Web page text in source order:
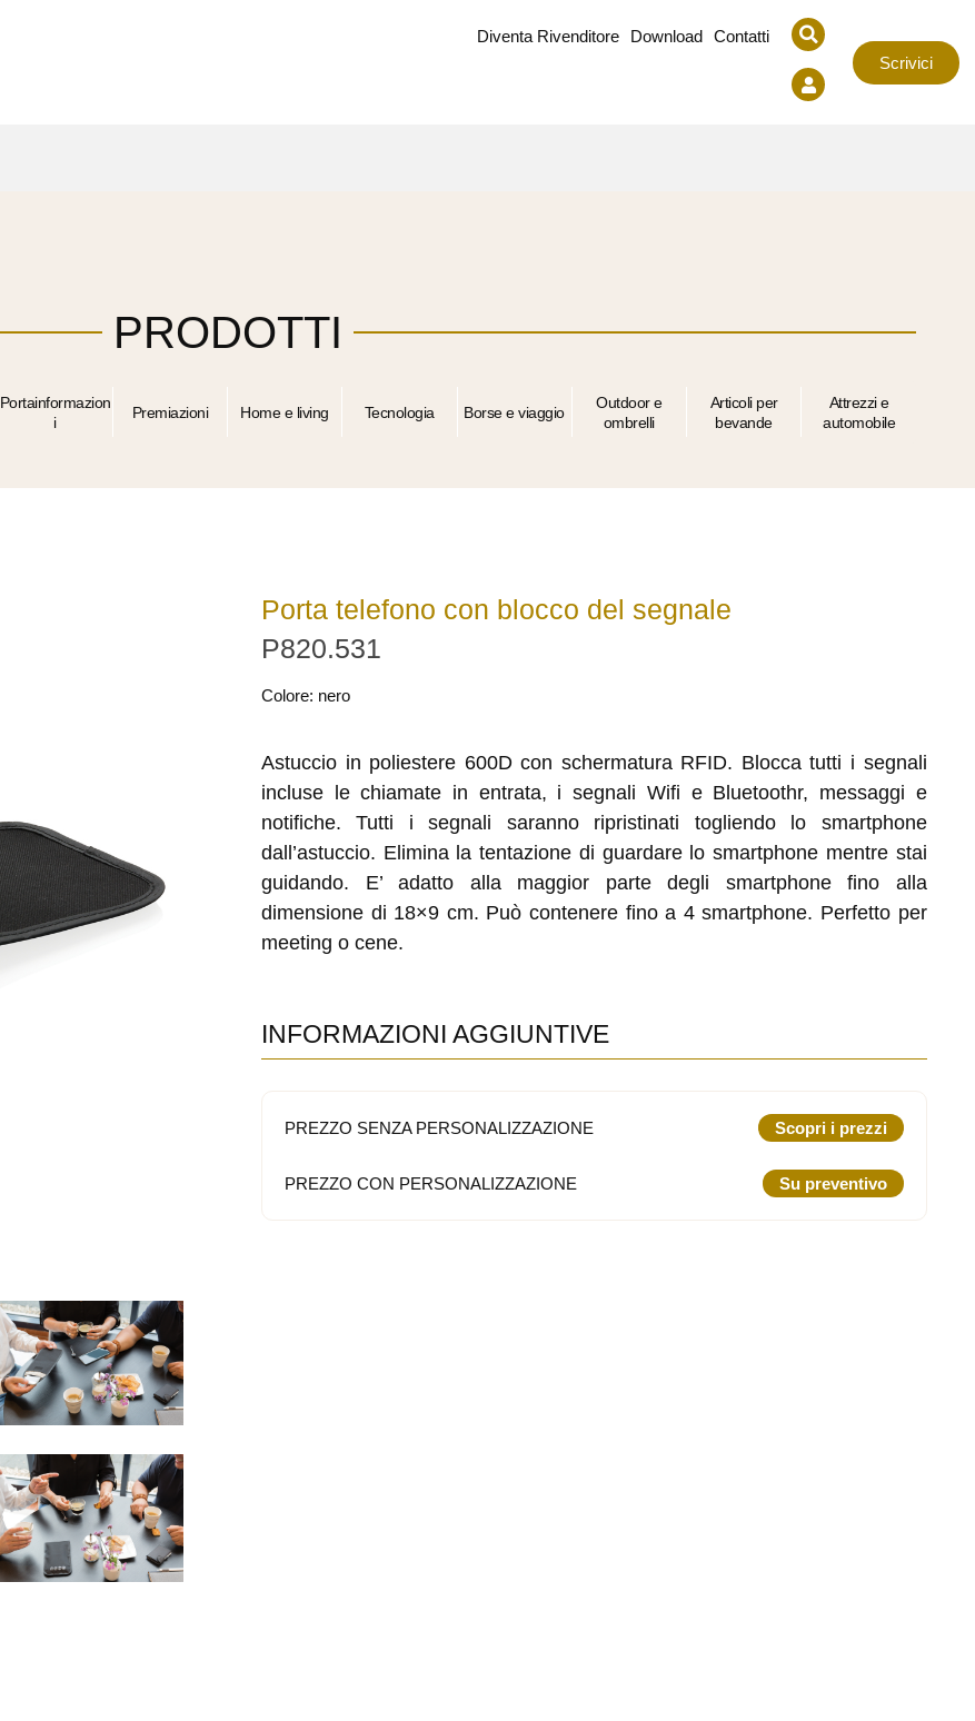
Diventa Rivenditore Download
Contatti
Scrivici
PRODOTTI
Portainformazion
i
Premiazioni Home e living Tecnologia Borse e viaggio
Outdoor e
ombrelli
Articoli per
bevande
Attrezzi e
automobile
Porta telefono con blocco del segnale
P820.531
Colore: nero
Astuccio in poliestere 600D con schermatura RFID. Blocca tutti i segnali
incluse le chiamate in entrata, i segnali Wifi e Bluetoothr, messaggi e
notifiche. Tutti i segnali saranno ripristinati togliendo lo smartphone
dall’astuccio. Elimina la tentazione di guardare lo smartphone mentre stai
guidando. E’ adatto alla maggior parte degli smartphone fino alla
dimensione di 18×9 cm. Può contenere fino a 4 smartphone. Perfetto per
meeting o cene.
INFORMAZIONI AGGIUNTIVE
PREZZO SENZA PERSONALIZZAZIONE Scopri i prezzi
PREZZO CON PERSONALIZZAZIONE Su preventivo